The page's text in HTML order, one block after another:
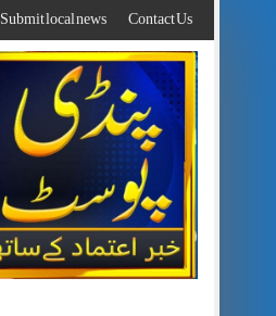
to
content
Contact Us
Submit local news